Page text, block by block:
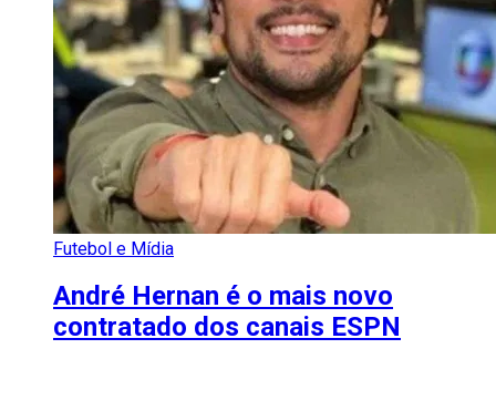
Futebol e Mídia
André Hernan é o mais novo
contratado dos canais ESPN